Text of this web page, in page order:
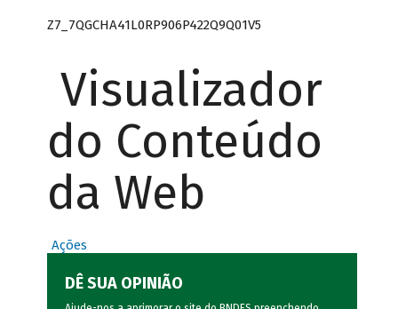
Z7_7QGCHA41L0RP906P422Q9Q01V5
Visualizador
do Conteúdo
da Web
Ações
DÊ SUA OPINIÃO